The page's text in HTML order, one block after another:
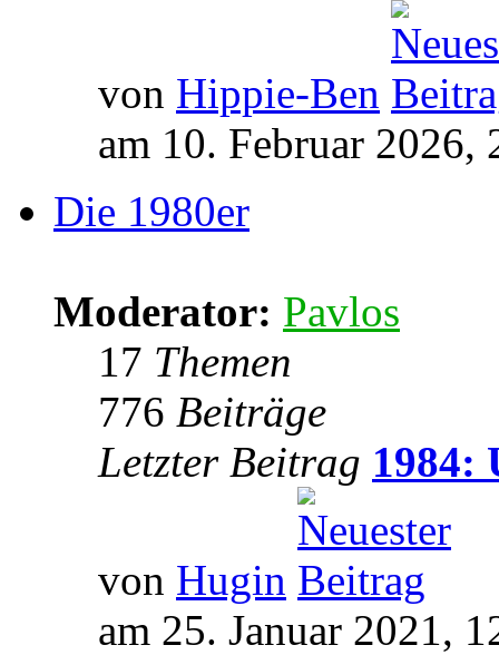
von Hippie-Ben
am 10. Februar 2026,
Die 1980er
Moderator: Pavlos
17 Themen
776 Beiträge
Letzter Beitrag 1984:
von Hugin
am 25. Januar 2021,